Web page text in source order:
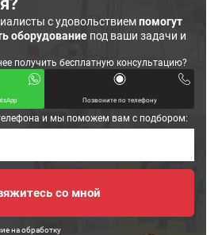
с удовольствиемпомогут
оборудование под ваши задачи и
получить бесплатную консультацию?
Позвоните по телефону
и мы поможем вам с подбором:
на обработку